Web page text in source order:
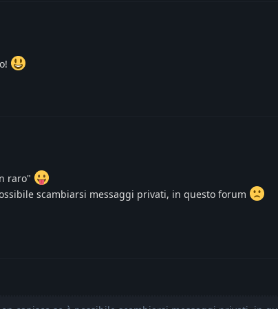
raro"
scambiarsi messaggi privati, in questo forum